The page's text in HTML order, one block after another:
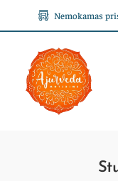
Nemokamas